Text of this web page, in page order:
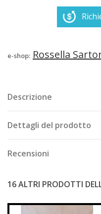
e-shop: Rossella
Descrizione
Dettagli del prodotto
Recensioni
16 ALTRI PRODOTTI